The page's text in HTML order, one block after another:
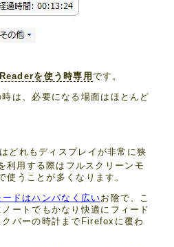
を使う時専用 です。
は、必要になる場面はほとんど
どれもディスプレイが非常に狭
用する際はフルスクリーンモ
使うことが多くなります。
ドはハンパなく広いお陰で、こ
ートでもかなり快適にフィード
バーの時計までFirefoxに覆わ